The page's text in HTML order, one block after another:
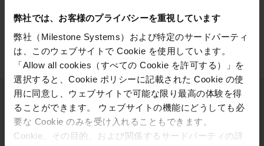
弊社では、お客様のプライバシーを重視しています
弊社（Milestone Systems）および特定のサードパーティ
は、このウェブサイトで Cookie を使用しています。
「Allow all cookies（すべての Cookie を許可する）」を
選択すると、Cookie ポリシーに記載された Cookie の使
用に同意し、ウェブサイトで可能な限り最高の体験を得
ることができます。 ウェブサイトの機能にどうしても必
要な Cookie のみを受け入れることもできます。
Cookie、その目的、および関係するサードパーティの詳
Download